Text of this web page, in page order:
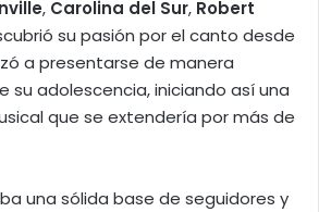
, Carolina del Sur, Robert
su pasión por el canto desde
a presentarse de manera
su adolescencia, iniciando así una
que se extendería por más de
una sólida base de seguidores y